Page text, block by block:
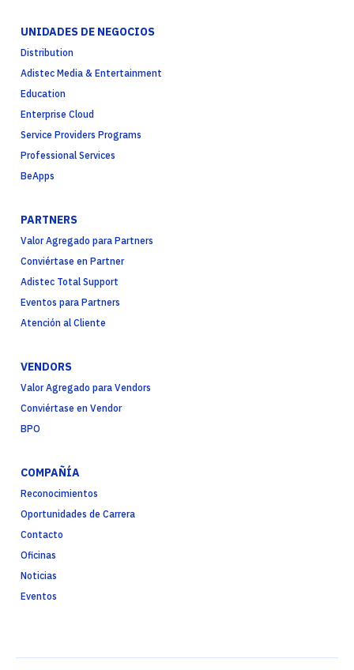
UNIDADES DE NEGOCIOS
Distribution
Adistec Media & Entertainment
Education
Enterprise Cloud
Service Providers Programs
Professional Services
BeApps
PARTNERS
Valor Agregado para Partners
Conviértase en Partner
Adistec Total Support
Eventos para Partners
Atención al Cliente
VENDORS
Valor Agregado para Vendors
Conviértase en Vendor
BPO
COMPAÑÍA
Reconocimientos
Oportunidades de Carrera
Contacto
Oficinas
Noticias
Eventos